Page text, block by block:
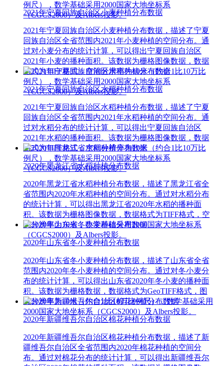
例尺），数学基础采用2000国家大地坐标系
（CGCS2000）及Albers投影。
2021年宁夏回族自治区小麦种植分布数据
2021年宁夏回族自治区小麦种植分布数据，描述了宁夏
回族自治区全省范围内2021年小麦种植的空间分布。通
过对小麦分布的统计计算，可以得出宁夏回族自治区
2021年小麦的播种面积。该数据为栅格图像数据，数据
格式为TIFF格式，空间分辨率为10米（约合1比10万比
例尺），数学基础采用2000国家大地坐标系
（CGCS2000）及Albers投影。
2021年宁夏回族自治区水稻种植分布数据
2021年宁夏回族自治区水稻种植分布数据，描述了宁夏
回族自治区全省范围内2021年水稻种植的空间分布。通
过对水稻分布的统计计算，可以得出宁夏回族自治区
2021年水稻的播种面积。该数据为栅格图像数据，数据
格式为TIFF格式，空间分辨率为10米（约合1比10万比
例尺），数学基础采用2000国家大地坐标系
（CGCS2000）及Albers投影。
2020年黑龙江省水稻种植分布数据
2020年黑龙江省水稻种植分布数据，描述了黑龙江省全
省范围内2020年水稻种植的空间分布。通过对水稻分布
的统计计算，可以得出黑龙江省2020年水稻的播种面
积。该数据为栅格图像数据，数据格式为TIFF格式，空
间分辨率为10米，数学基础采用2000国家大地坐标系
（CGCS2000）及Albers投影。
2020年山东省冬小麦种植分布数据
2020年山东省冬小麦种植分布数据，描述了山东省全省
范围内2020年冬小麦种植的空间分布。通过对冬小麦分
布的统计计算，可以得出山东省2020年冬小麦的播种面
积。该数据为栅格数据，数据格式为GeoTIFF格式，图
像分辨率为10米（约合1比10万比例尺），数学基础采用
2000国家大地坐标系（CGCS2000）及Albers投影。
2020年新疆维吾尔自治区棉花种植分布数据
2020年新疆维吾尔自治区棉花种植分布数据，描述了新
疆维吾尔自治区全省范围内2020年棉花种植的空间分
布。通过对棉花分布的统计计算，可以得出新疆维吾尔